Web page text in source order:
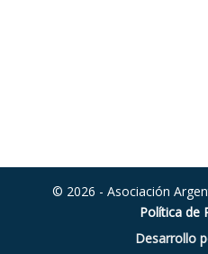
© 2026 - Asociación
Política de
Desarrollo